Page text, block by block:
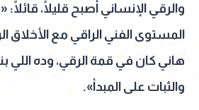
والرقي الإنساني أصبح قليلًا،
المستوى الفني الراقي مع الأخلاق
هاني كان في قمة الرقي، وده اللي
والثبات على المبدأ».